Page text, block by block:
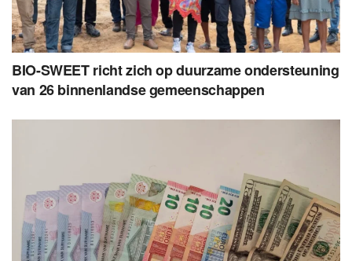
BIO-SWEET richt zich op duurzame ondersteuning
van 26 binnenlandse gemeenschappen